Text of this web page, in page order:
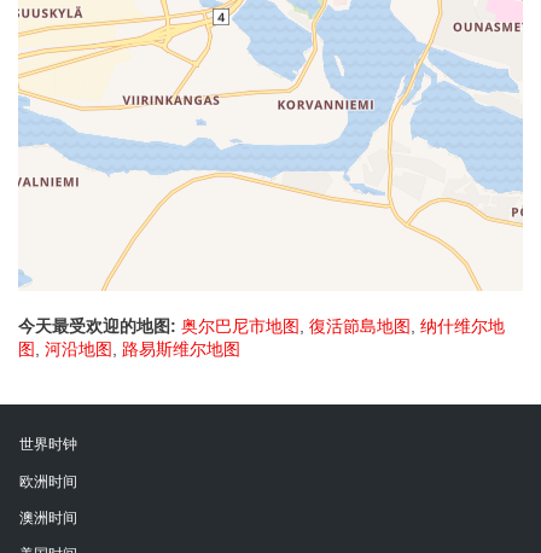
今天最受欢迎的地图: 奥尔巴尼市地图, 復活節島地图, 纳什维尔地
图, 河沿地图, 路易斯维尔地图
世界时钟
欧洲时间
澳洲时间